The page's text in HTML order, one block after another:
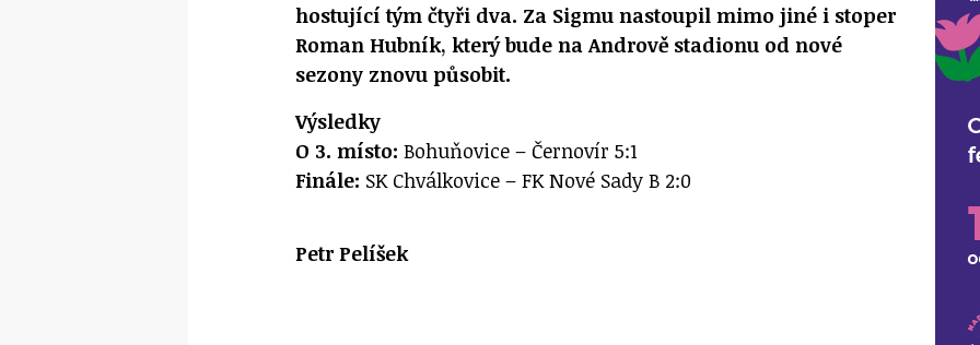
hostující tým čtyři dva. Za Sigmu nastoupil mimo jiné i stoper
Roman Hubník, který bude na Andrově stadionu od nové
sezony znovu působit.
Výsledky
O 3. místo: Bohuňovice – Černovír 5:1
Finále: SK Chválkovice – FK Nové Sady B 2:0
Petr Pelíšek